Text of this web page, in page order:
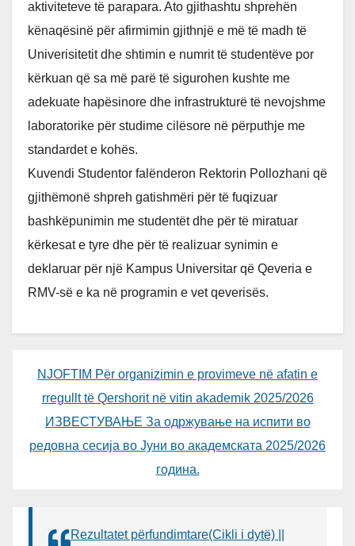
aktiviteteve të parapara. Ato gjithashtu shprehën
kënaqësinë për afirmimin gjithnjë e më të madh të
Univerisitetit dhe shtimin e numrit të studentëve por
kërkuan që sa më parë të sigurohen kushte me
adekuate hapësinore dhe infrastrukturë të nevojshme
laboratorike për studime cilësore në përputhje me
standardet e kohës.
Kuvendi Studentor falënderon Rektorin Pollozhani që
gjithëmonë shpreh gatishmëri për të fuqizuar
bashkëpunimin me studentët dhe për të miratuar
kërkesat e tyre dhe për të realizuar synimin e
deklaruar për një Kampus Universitar që Qeveria e
RMV-së e ka në programin e vet qeverisës.
NJOFTIM Për organizimin e provimeve në afatin e
rregullt të Qershorit në vitin akademik 2025/2026
ИЗВЕСТУВАЊЕ За одржување на испити во
редовна сесија во Јуни во академската 2025/2026
година.
Rezultatet përfundimtare(Cikli i dytë) ||